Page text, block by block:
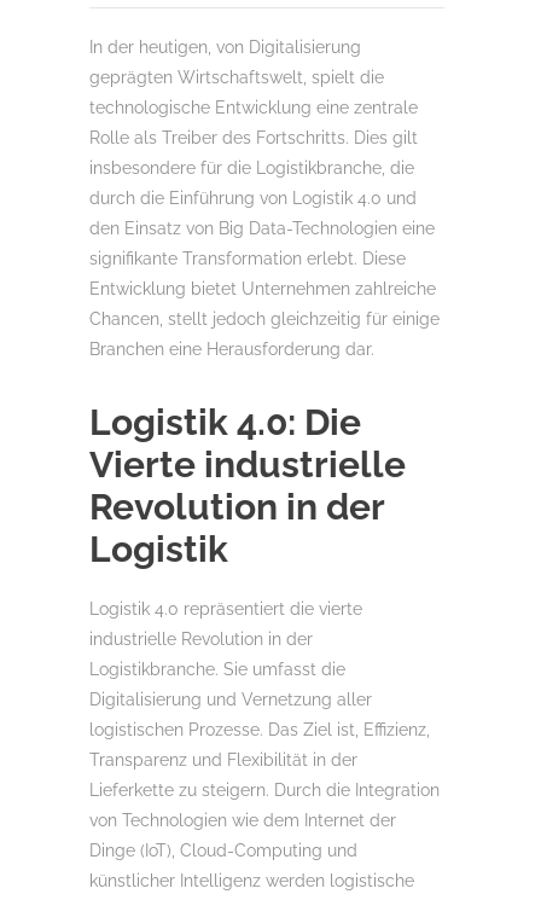
In der heutigen, von Digitalisierung
geprägten Wirtschaftswelt, spielt die
technologische Entwicklung eine zentrale
Rolle als Treiber des Fortschritts. Dies gilt
insbesondere für die Logistikbranche, die
durch die Einführung von Logistik 4.0 und
den Einsatz von Big Data-Technologien eine
signifikante Transformation erlebt. Diese
Entwicklung bietet Unternehmen zahlreiche
Chancen, stellt jedoch gleichzeitig für einige
Branchen eine Herausforderung dar.
Logistik 4.0: Die
Vierte industrielle
Revolution in der
Logistik
Logistik 4.0 repräsentiert die vierte
industrielle Revolution in der
Logistikbranche. Sie umfasst die
Digitalisierung und Vernetzung aller
logistischen Prozesse. Das Ziel ist, Effizienz,
Transparenz und Flexibilität in der
Lieferkette zu steigern. Durch die Integration
von Technologien wie dem Internet der
Dinge (IoT), Cloud-Computing und
künstlicher Intelligenz werden logistische